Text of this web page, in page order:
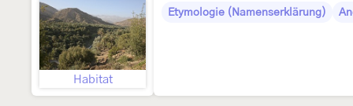
Habitat
Etymologie (Namenserklärung)